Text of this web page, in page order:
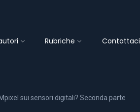
Rubriche Contattaci
sui sensori digitali? Seconda parte